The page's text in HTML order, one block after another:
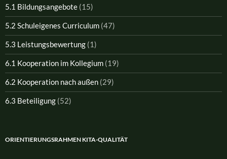
5.1 Bildungsangebote (15)
5.2 Schuleigenes Curriculum (47)
5.3 Leistungsbewertung (1)
6.1 Kooperation im Kollegium (19)
6.2 Kooperation nach außen (29)
6.3 Beteiligung (52)
ORIENTIERUNGSRAHMEN KITA-QUALITÄT